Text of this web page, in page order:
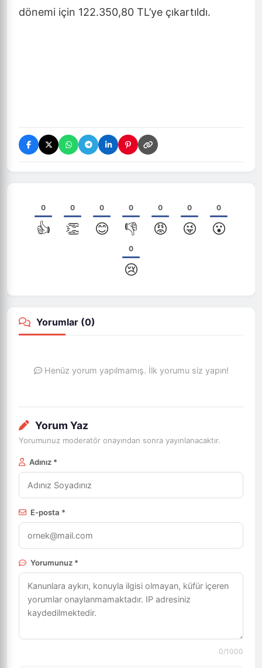
dönemi için 122.350,80 TL’ye çıkartıldı.
0
👍
0
👏
0
😊
0
👎
0
😡
0
😜
0
😮
0
😢
Yorumlar (0)
Henüz yorum yapılmamış. İlk yorumu siz yapın!
Yorum Yaz
Yorumunuz moderatör onayından sonra yayınlanacaktır.
Adınız *
E-posta *
Yorumunuz *
0/1000